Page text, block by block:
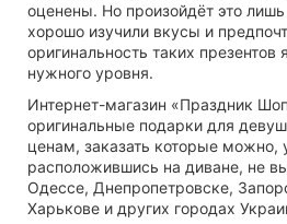
оценены. Но произойдёт это
хорошо изучили вкусы и
оригинальность таких презентов
нужного уровня.
Интернет-магазин «Праздник
оригинальные подарки для
ценам, заказать которые можно,
расположившись на диване, не
Одессе, Днепропетровске,
Харькове и других городах